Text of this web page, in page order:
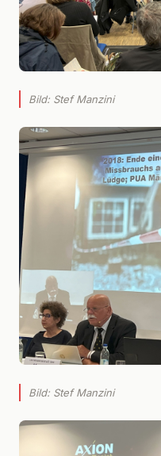
Bild: Stef Manzini
Bild: Stef Manzini